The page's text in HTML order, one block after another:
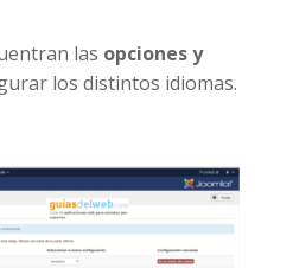
las opciones y
los distintos idiomas.